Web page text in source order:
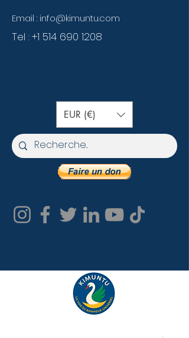
Email : info@kimuntu.com
Tel : +1 514 690 1208
EUR (€)